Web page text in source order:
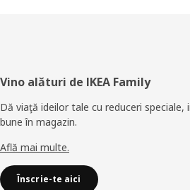
Subsol
Vino alături de IKEA Family
Dă viaţă ideilor tale cu reduceri speciale,
bune în magazin.
Află mai multe.
Înscrie-te aici